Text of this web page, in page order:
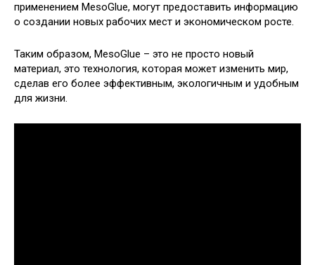
применением MesoGlue, могут предоставить информацию
о создании новых рабочих мест и экономическом росте.
Таким образом, MesoGlue – это не просто новый
материал, это технология, которая может изменить мир,
сделав его более эффективным, экологичным и удобным
для жизни.